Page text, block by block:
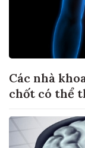
Các nhà
chốt có thể